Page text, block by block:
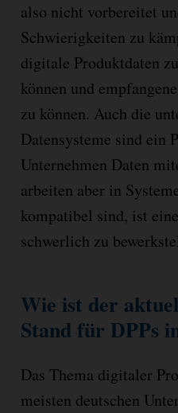
also nicht vorbereitet
Schwierigkeiten zu
digitale Produktdaten
können und
zu können. Auch die
Datensysteme sind ein
Unternehmen Daten
arbeiten aber in
kompatibel sind, ist
schwerlich zu
Wie ist der
Stand für DPPs
Das Thema digitaler
meisten deutschen